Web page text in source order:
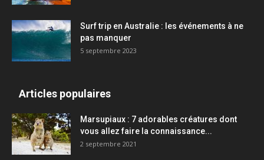
Surf trip en Australie : les événements à ne
pas manquer
5 septembre 2023
Articles populaires
Marsupiaux : 7 adorables créatures dont
vous allez faire la connaissance...
2 septembre 2021